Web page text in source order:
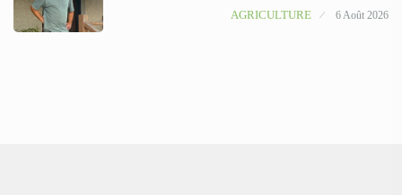
AGRICULTURE
6 Août 2026